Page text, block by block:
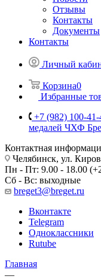
Отзывы
Контакты
Документы
Контакты
Личный
Корзина0
Избранные
+7 (982) 100-41-
медалей ЧХФ
Контактная
Челябинск, ул.
Пн - Пт: 9.00 - 18.00
Сб - Вс: выходные
breget3@breget.ru
Вконтакте
Telegram
Одноклассники
Rutube
Главная
—